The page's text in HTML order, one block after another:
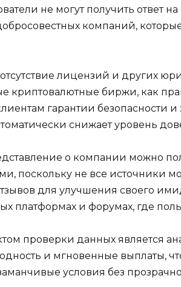
не могут получить ответ
компаний,
отсутствие лицензий и других
криптовалютные биржи, как
гарантии
снижает уровень
о компании можно
поскольку не все источники
для улучшения своего
платформах и форумах, где
проверки данных является
и мгновенные выплаты,
условия без